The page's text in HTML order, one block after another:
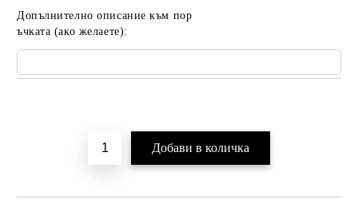
Допълнително описание към пор
ъчката (ако желаете):